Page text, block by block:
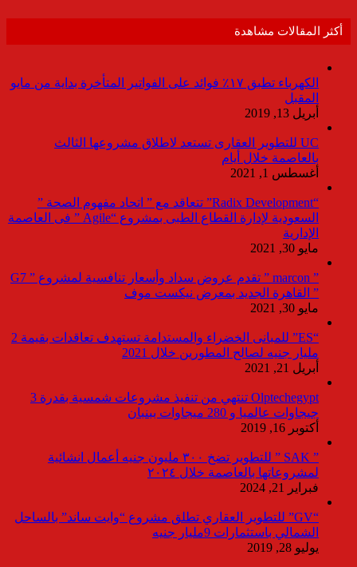
أكثر المقالات مشاهدة
الكهرباء تطبق ١٧٪ فوائد على الفواتير المتأخرة بداية من مايو
المقبل
أبريل 13, 2019
UC للتطوير العقارى تستعد لاطلاق مشروعها الثالث
بالعاصمة خلال أيام
أغسطس 1, 2021
“Radix Development” تتعاقد مع ” اتحاد مفهوم الصحة ”
السعودية لإدارة القطاع الطبى بمشروع “Agile ” فى العاصمة
الإدارية
مايو 30, 2021
” marcon ” تقدم عروض سداد وأسعار تنافسية لمشروع ” G7
” القاهرة الجديد بمعرض نيكست موف
مايو 30, 2021
“ES” للمبانى الخضراء والمستدامة تستهدف تعاقدات بقيمة 2
مليار جنيه لصالح المطورين خلال 2021
أبريل 21, 2021
Olptechegypt تنتهي من تنفيذ مشروعات شمسية بقدرة 3
جيجاوات عالميا و 280 ميجاوات ببنبان
أكتوبر 16, 2019
” SAK ” للتطوير تضخ ٣٠٠ مليون جنيه أعمال انشائية
لمشروعاتها بالعاصمة خلال ٢٠٢٤
فبراير 21, 2024
“GV” للتطوير العقاري تطلق مشروع “وايت ساند” بالساحل
الشمالي باستثمارات 9مليار جنيه
يوليو 28, 2019